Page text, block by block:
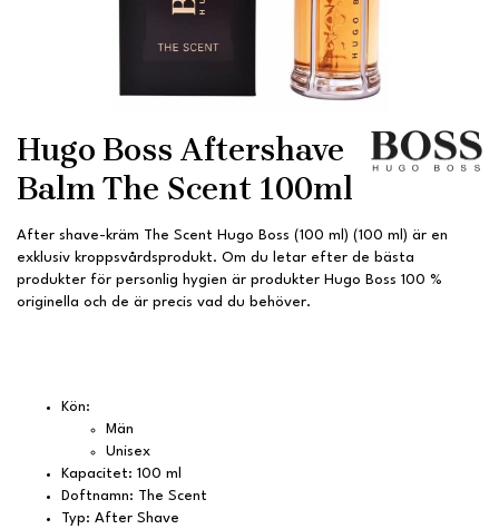
Hugo Boss Aftershave
Balm The Scent 100ml
After shave-kräm The Scent Hugo Boss (100 ml) (100 ml) är en
exklusiv kroppsvårdsprodukt. Om du letar efter de bästa
produkter för personlig hygien är produkter Hugo Boss 100 %
originella och de är precis vad du behöver.
Kön:
Män
Unisex
Kapacitet: 100 ml
Doftnamn: The Scent
Typ: After Shave